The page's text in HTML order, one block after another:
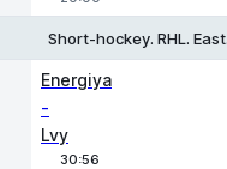
Short-hockey. RHL.
Energiya
-
Lvy
30:56